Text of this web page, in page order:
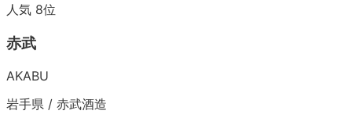
人気 8位
赤武
AKABU
岩手県 / 赤武酒造